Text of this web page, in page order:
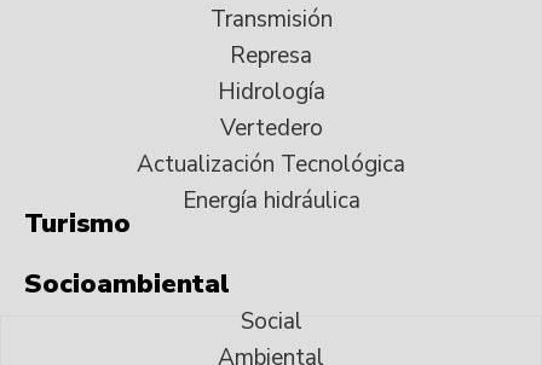
Transmisión
Represa
Hidrología
Vertedero
Actualización Tecnológica
Energía hidráulica
Turismo
Socioambiental
Social
Ambiental